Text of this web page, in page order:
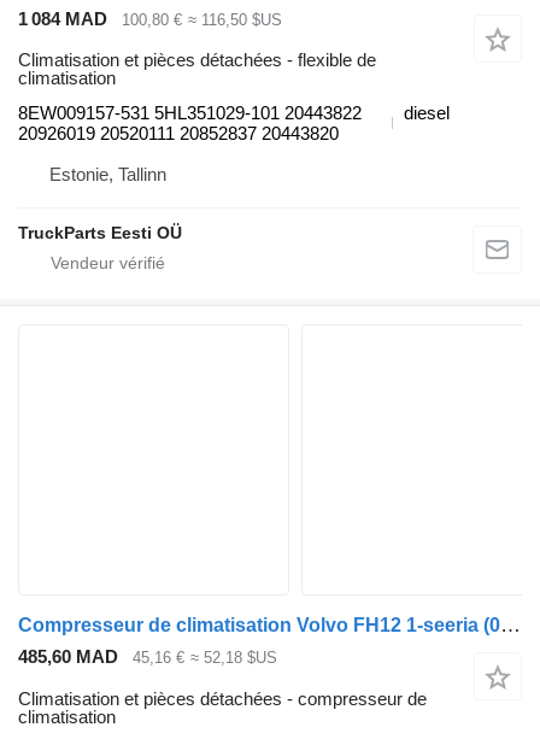
1 084 MAD 100,80 € ≈ 116,50 $US
Climatisation et pièces détachées - flexible de
climatisation
8EW009157-531 5HL351029-101 20443822
20926019 20520111 20852837 20443820
diesel
Estonie, Tallinn
TruckParts Eesti OÜ
Compresseur de climatisation Volvo FH12 1-seeria (01.93-12.02) 8142555 8113625 pour tracteur routier Volvo FH12, FH16, NH12, FH, VNL780 (1993-2014)
485,60 MAD 45,16 € ≈ 52,18 $US
Climatisation et pièces détachées - compresseur de
climatisation